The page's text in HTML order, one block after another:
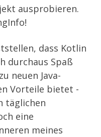
ausprobieren.
!
dass Kotlin
durchaus Spaß
neuen Java-
Vorteile bietet -
täglichen
eine
meines